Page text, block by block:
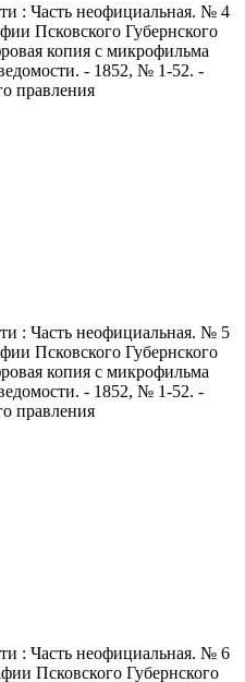
: Часть неофициальная. № 4
Псковского Губернского
копия с микрофильма
- 1852, № 1-52. -
правления
: Часть неофициальная. № 5
Псковского Губернского
копия с микрофильма
- 1852, № 1-52. -
правления
: Часть неофициальная. № 6
Псковского Губернского